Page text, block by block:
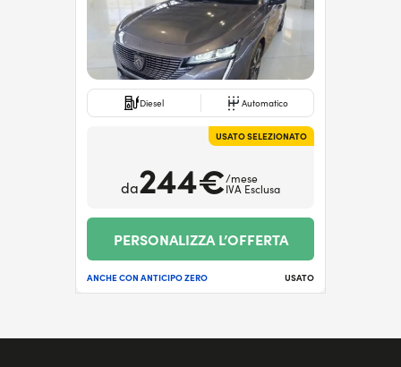
Diesel Automatico
USATO SELEZIONATO
da244€/mese
IVA Esclusa
PERSONALIZZA L’OFFERTA
ANCHE CON ANTICIPO ZERO USATO